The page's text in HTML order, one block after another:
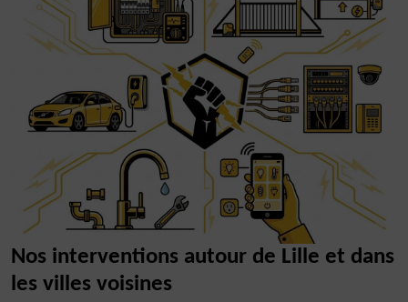
Nos interventions autour de Lille et dans
les villes voisines